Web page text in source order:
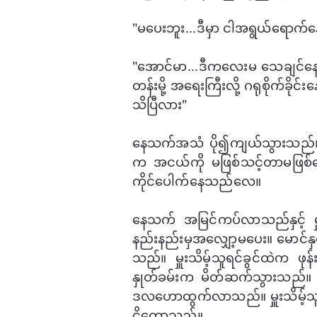
"မ​ပေးဘူး...ဒီမှာ ငါအရွယ်​ရောက်​န
"​အောင်မာ...ဒီက​လေးမ ​သေချ
တန်းမို့ အ​ရေးကြီးလို့ ဂရုစိုက်ခိုင်း​
သိပြီလား"
နေသက်အသံ ပို၍ကျယ်သွားသ
က အငယ်ကို မဖြစ်သင့်တာမဖြ
ကိုင်​ပေါက်​နေ​သည်​လေ။
နေသက် အမြင်ကပ်လာသည်နှ
နည်းနည်းမှအ​လျှော့မ​ပေး။ ​မေ
သည်။ မှူးသိမ့်သူရင်ခွင်ထဲက ဖုန်း
နှုတ်ခမ်းက မိတ်ဆက်သွားသည်။ ​ယေ
ဒလ​ဟောထွက်လာသည်။ မှူးသိမ့်သူ